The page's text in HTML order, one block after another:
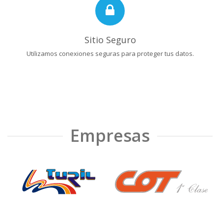
Sitio Seguro
Utilizamos conexiones seguras para proteger tus datos.
Empresas
❮ ❯